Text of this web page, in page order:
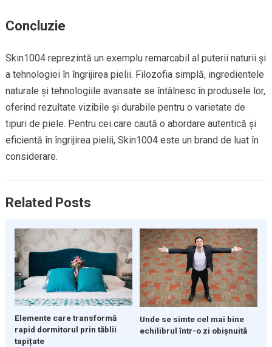
Concluzie
Skin1004 reprezintă un exemplu remarcabil al puterii naturii și
a tehnologiei în îngrijirea pielii. Filozofia simplă, ingredientele
naturale și tehnologiile avansate se întâlnesc în produsele lor,
oferind rezultate vizibile și durabile pentru o varietate de
tipuri de piele. Pentru cei care caută o abordare autentică și
eficientă în îngrijirea pielii, Skin1004 este un brand de luat în
considerare.
Related Posts
Elemente care transformă
rapid dormitorul prin tăblii
tapițate
Unde se simte cel mai bine
echilibrul într-o zi obișnuită